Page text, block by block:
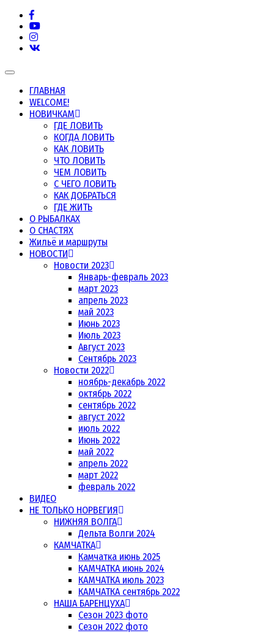
Морская рыбалка
Морская рыбалка в Норвегии, в Мурманской области и
других северных морях
Toggle
navigationГЛАВНАЯ
WELCOME!
НОВИЧКАМ
ГДЕ ЛОВИТЬ
КОГДА ЛОВИТЬ
КАК ЛОВИТЬ
ЧТО ЛОВИТЬ
ЧЕМ ЛОВИТЬ
С ЧЕГО ЛОВИТЬ
КАК ДОБРАТЬСЯ
ГДЕ ЖИТЬ
О РЫБАЛКАХ
О СНАСТЯХ
Жильё и маршруты
НОВОСТИ
Новости 2023
Январь-февраль 2023
март 2023
апрель 2023
май 2023
Июнь 2023
Июль 2023
Август 2023
Сентябрь 2023
Новости 2022
ноябрь-декабрь 2022
октябрь 2022
сентябрь 2022
август 2022
июль 2022
Июнь 2022
май 2022
апрель 2022
март 2022
февраль 2022
ВИДЕО
НЕ ТОЛЬКО НОРВЕГИЯ
НИЖНЯЯ ВОЛГА
Дельта Волги 2024
КАМЧАТКА
Камчатка июнь 2025
КАМЧАТКА июнь 2024
КАМЧАТКА июль 2023
КАМЧАТКА сентябрь 2022
НАША БАРЕНЦУХА
Сезон 2023 фото
Сезон 2022 фото